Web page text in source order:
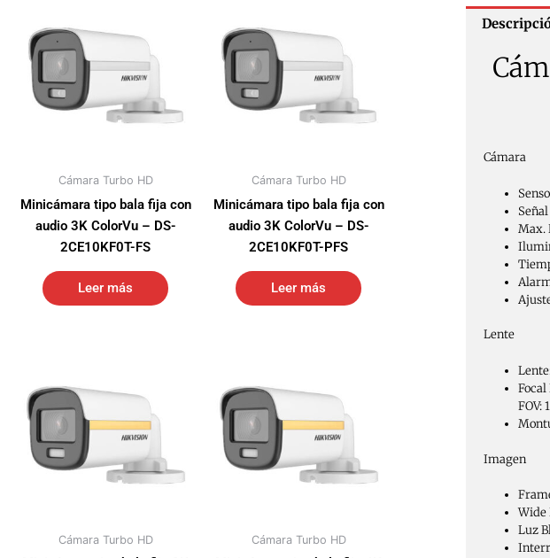
Cámara Turbo HD
Minicámara tipo bala fija con
audio 3K ColorVu – DS-
2CE10KF0T-FS
Leer más
Cámara Turbo HD
Minicámara tipo bala fija con
audio 3K ColorVu – DS-
2CE10KF0T-PFS
Leer más
Cámara Turbo HD Cámara Turbo HD
Cámara
Max.
Lente
Focal
FOV:
Imagen
Wide
Luz